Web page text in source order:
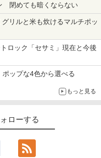
閉めても暗くならない
リルと米も炊けるマルチポッ
ロック「セサミ」現在と今後
ップな4色から選べる
もっと見る
ローする